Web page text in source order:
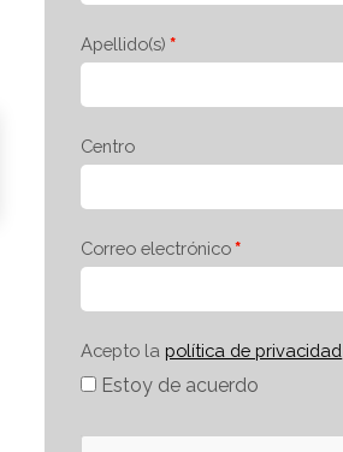
Apellido(s)
Centro
Correo electrónico
Acepto la política de privacidad
Estoy de acuerdo